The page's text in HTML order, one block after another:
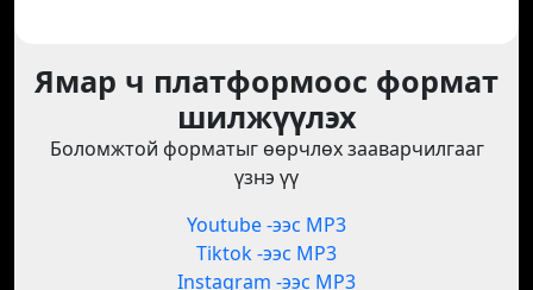
Ямар ч платформоос формат
шилжүүлэх
Боломжтой форматыг өөрчлөх зааварчилгааг
үзнэ үү
Youtube -ээс MP3
Tiktok -ээс MP3
Instagram -ээс MP3